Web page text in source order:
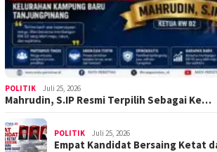
POLITIK Juli 25, 2026
Mahrudin, S.IP Resmi Terpilih Sebagai Ke…
POLITIK Juli 25, 2026
Empat Kandidat Bersaing Ketat